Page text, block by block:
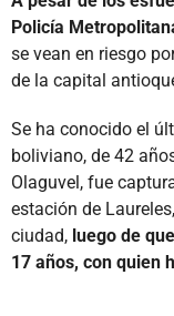
Policía
se vean en riesgo
de la capital
Se ha conocido el
boliviano, de 42
Olaguvel, fue
estación de
ciudad, luego de
17 años, con quien